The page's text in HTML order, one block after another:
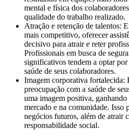
mental e física dos
qualidade do trabalho realizado.
Atração e retenção de talentos:
mais competitivo, oferecer
decisivo para atrair e reter
Profissionais em busca de
significativos tendem a optar
saúde de seus colaboradores.
Imagem corporativa fortalecida:
preocupação com a saúde de
uma imagem positiva,
mercado e na comunidade. Isso
negócios futuros, além de atrair
responsabilidade social.